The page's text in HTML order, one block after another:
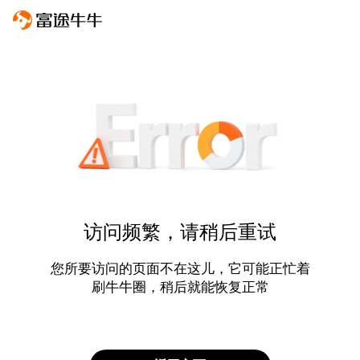
访问频繁，请稍后重试
您所要访问的页面不在这儿，它可能正忙着
刷牛牛圈，稍后就能恢复正常